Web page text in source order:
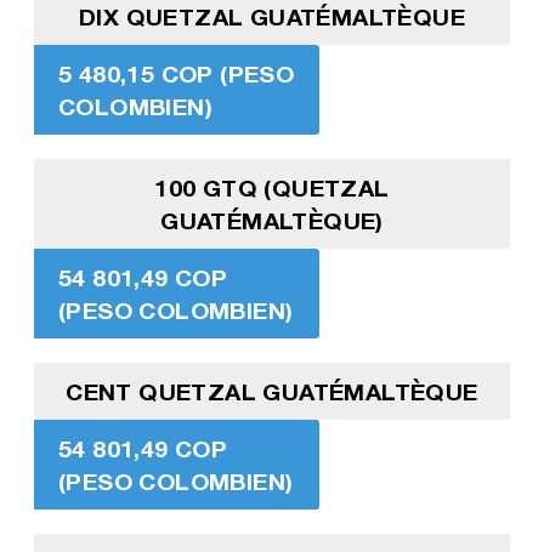
DIX QUETZAL GUATÉMALTÈQUE
5 480,15 COP (PESO
COLOMBIEN)
100 GTQ (QUETZAL
GUATÉMALTÈQUE)
54 801,49 COP
(PESO COLOMBIEN)
CENT QUETZAL GUATÉMALTÈQUE
54 801,49 COP
(PESO COLOMBIEN)